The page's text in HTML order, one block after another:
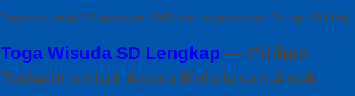
Diposting pada 2 Desember 2025 oleh togawisuda / Dilihat: 208 kali
Toga Wisuda SD Lengkap ― Pilihan
Terbaik untuk Acara Kelulusan Anak